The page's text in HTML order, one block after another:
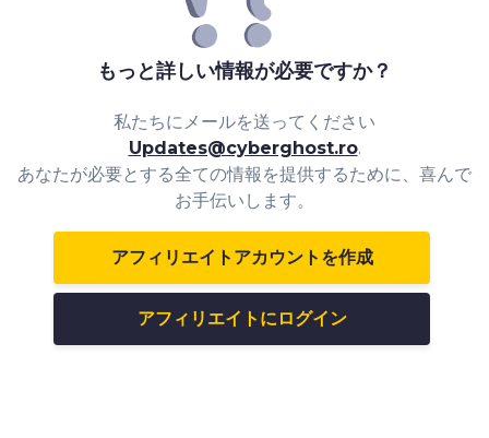
もっと詳しい情報が必要ですか？
私たちにメールを送ってください
Updates@cyberghost.ro.
あなたが必要とする全ての情報を提供するために、喜んで
お手伝いします。
アフィリエイトアカウントを作成
アフィリエイトにログイン